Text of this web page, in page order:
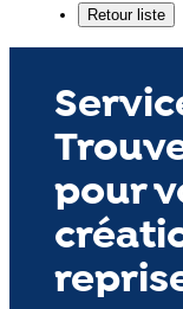
pour